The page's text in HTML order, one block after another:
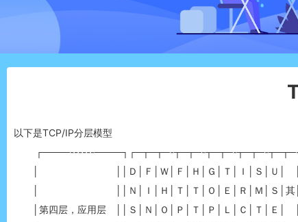
以下是TCP/IP分层模型
┌────------────┐┌─┬─┬─-┬─┬─-┬─┬─-┬─┬─-
│ ││Ｄ│Ｆ│Ｗ│Ｆ│Ｈ│Ｇ│Ｔ│Ｉ│Ｓ│Ｕ│ │
│ ││Ｎ│Ｉ│Ｈ│Ｔ│Ｔ│Ｏ│Ｅ│Ｒ│Ｍ│Ｓ│其│
│第四层，应用层 ││Ｓ│Ｎ│Ｏ│Ｐ│Ｔ│Ｐ│Ｌ│Ｃ│Ｔ│Ｅ│ │